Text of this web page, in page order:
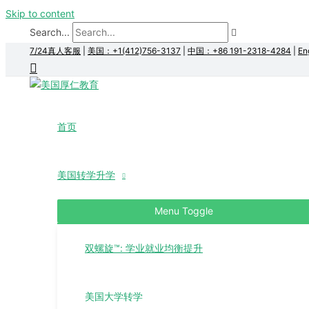
Skip to content
Search...
7/24真人客服 美国：+1(412)756-3137 中国：+86 191-2318-4284
首页
美国转学升学
Menu Toggle
双螺旋™: 学业就业均衡提升
美国大学转学